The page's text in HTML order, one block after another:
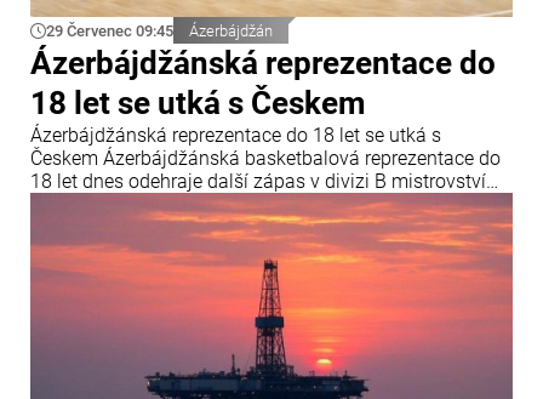
29 Červenec 09:45 Ázerbájdžán
Ázerbájdžánská reprezentace do
18 let se utká s Českem
Ázerbájdžánská reprezentace do 18 let se utká s
Českem Ázerbájdžánská basketbalová reprezentace do
18 let dnes odehraje další zápas v divizi B mistrovství
Evropy FIBA. V závěrečném kole skupiny B se
ázerbájdžánský tým utká s reprezentací České republiky.
Utkání se odehraje v chorvatské Opatiji a začne ve 18:00
středoevropského letního času.